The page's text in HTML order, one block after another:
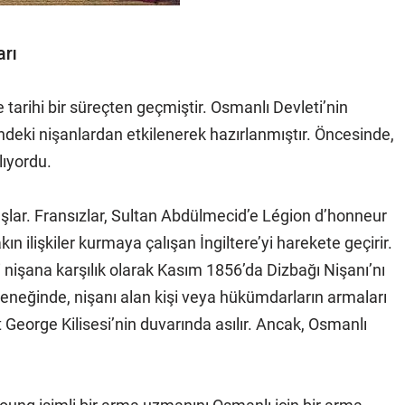
tarihi bir süreçten geçmiştir. Osmanlı Devleti’nin
nişanlardan etkilenerek hazırlanmıştır. Öncesinde,
Fransızlar, Sultan Abdülmecid’e Légion d’honneur
ilişkiler kurmaya çalışan İngiltere’yi harekete geçirir.
karşılık olarak Kasım 1856’da Dizbağı Nişanı’nı
nişanı alan kişi veya hükümdarların armaları
Kilisesi’nin duvarında asılır. Ancak, Osmanlı